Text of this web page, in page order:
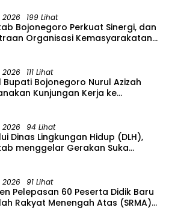
2026 199 Lihat
Bojonegoro Perkuat Sinergi, dan
Organisasi Kemasyarakatan
2026 111 Lihat
Bupati Bojonegoro Nurul Azizah
Kunjungan Kerja ke
2026 94 Lihat
Dinas Lingkungan Hidup (DLH),
menggelar Gerakan Suka
2026 91 Lihat
Pelepasan 60 Peserta Didik Baru
Rakyat Menengah Atas (SRMA)